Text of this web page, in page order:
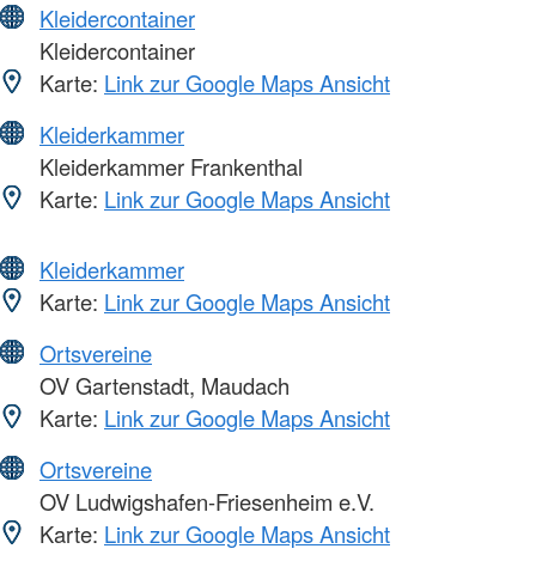
Kleidercontainer
Kleidercontainer
Karte: Link zur Google Maps Ansicht
Kleiderkammer
Kleiderkammer Frankenthal
Karte: Link zur Google Maps Ansicht
Kleiderkammer
Karte: Link zur Google Maps Ansicht
Ortsvereine
OV Gartenstadt, Maudach
Karte: Link zur Google Maps Ansicht
Ortsvereine
OV Ludwigshafen-Friesenheim e.V.
Karte: Link zur Google Maps Ansicht